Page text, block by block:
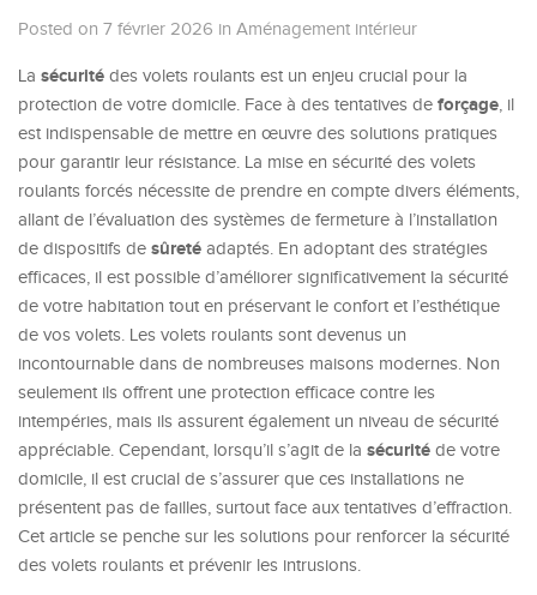
Posted on 7 février 2026 in Aménagement intérieur
La sécurité des volets roulants est un enjeu crucial pour la
protection de votre domicile. Face à des tentatives de forçage, il
est indispensable de mettre en œuvre des solutions pratiques
pour garantir leur résistance. La mise en sécurité des volets
roulants forcés nécessite de prendre en compte divers éléments,
allant de l’évaluation des systèmes de fermeture à l’installation
de dispositifs de sûreté adaptés. En adoptant des stratégies
efficaces, il est possible d’améliorer significativement la sécurité
de votre habitation tout en préservant le confort et l’esthétique
de vos volets. Les volets roulants sont devenus un
incontournable dans de nombreuses maisons modernes. Non
seulement ils offrent une protection efficace contre les
intempéries, mais ils assurent également un niveau de sécurité
appréciable. Cependant, lorsqu’il s’agit de la sécurité de votre
domicile, il est crucial de s’assurer que ces installations ne
présentent pas de failles, surtout face aux tentatives d’effraction.
Cet article se penche sur les solutions pour renforcer la sécurité
des volets roulants et prévenir les intrusions.